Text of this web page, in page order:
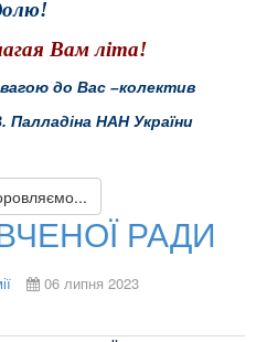
Вам літа!
до Вас –колектив
Палладіна НАН України
РАДИ
06 липня 2023